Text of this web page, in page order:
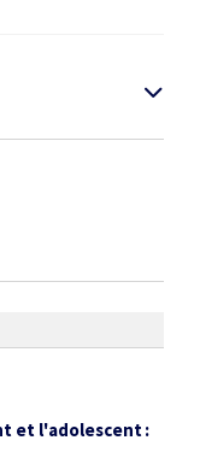
et l'adolescent :